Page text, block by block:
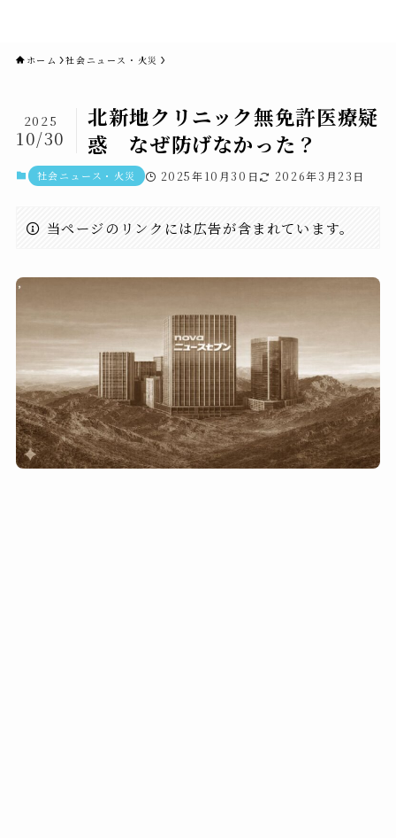
ホーム 社会ニュース・火災
北新地クリニック無免許医療疑
惑 なぜ防げなかった？
2025
10/30
社会ニュース・火災 2025年10月30日 2026年3月23日
当ページのリンクには広告が含まれています。